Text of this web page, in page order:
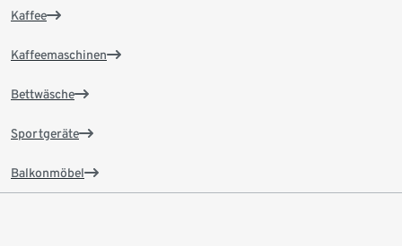
Kaffee
Kaffeemaschinen
Bettwäsche
Sportgeräte
Balkonmöbel